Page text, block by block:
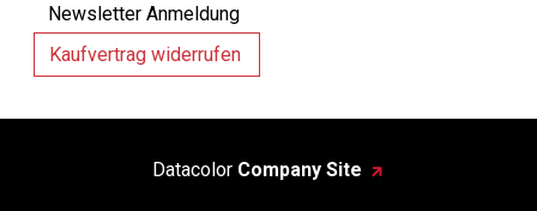
Newsletter Anmeldung
Kaufvertrag widerrufen
Datacolor Company Site